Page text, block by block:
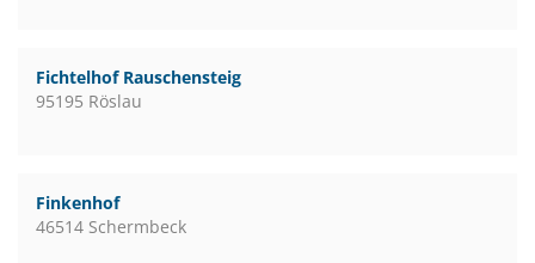
Fichtelhof Rauschensteig
95195 Röslau
Finkenhof
46514 Schermbeck